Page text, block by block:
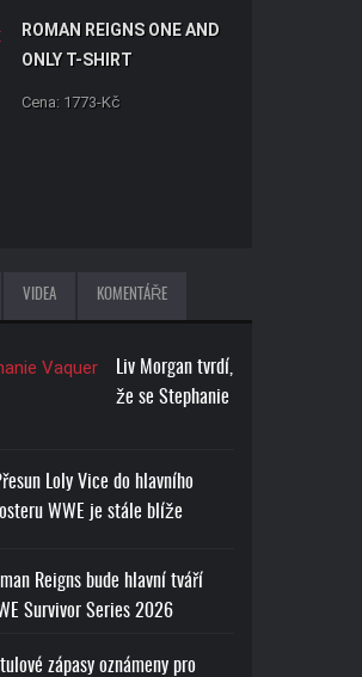
ROMAN REIGNS ONE AND
ONLY T-SHIRT
Cena: 1773-Kč
VIDEA KOMENTÁŘE
Liv Morgan tvrdí,
že se Stephanie
Loly Vice do hlavního
WWE je stále blíže
Reigns bude hlavní tváří
Survivor Series 2026
zápasy oznámeny pro